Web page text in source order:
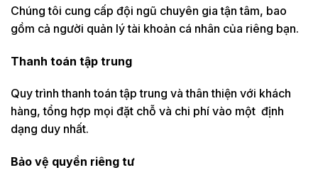
Chúng tôi cung cấp đội ngũ chuyên gia tận tâm, bao
gồm cả người quản lý tài khoản cá nhân của riêng bạn.
Thanh toán tập trung
Quy trình thanh toán tập trung và thân thiện với khách
hàng, tổng hợp mọi đặt chỗ và chi phí vào một định
dạng duy nhất.
Bảo vệ quyền riêng tư